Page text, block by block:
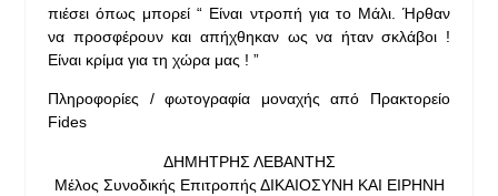
πιέσει όπως μπορεί “ Είναι ντροπή για το Μάλι. Ήρθαν
να προσφέρουν και απήχθηκαν ως να ήταν σκλάβοι !
Είναι κρίμα για τη χώρα μας ! ”
Πληροφορίες / φωτογραφία μοναχής από Πρακτορείο
Fides
ΔΗΜΗΤΡΗΣ ΛΕΒΑΝΤΗΣ
Μέλος Συνοδικής Επιτροπής ΔΙΚΑΙΟΣΥΝΗ ΚΑΙ ΕΙΡΗΝΗ